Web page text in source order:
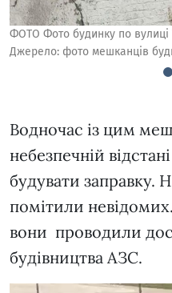
ФОТО Фото будинку по вулиці
Джерело: фото мешканців
Водночас із цим
небезпечній
будувати заправку.
помітили невідомих.
вони проводили
будівництва АЗС.